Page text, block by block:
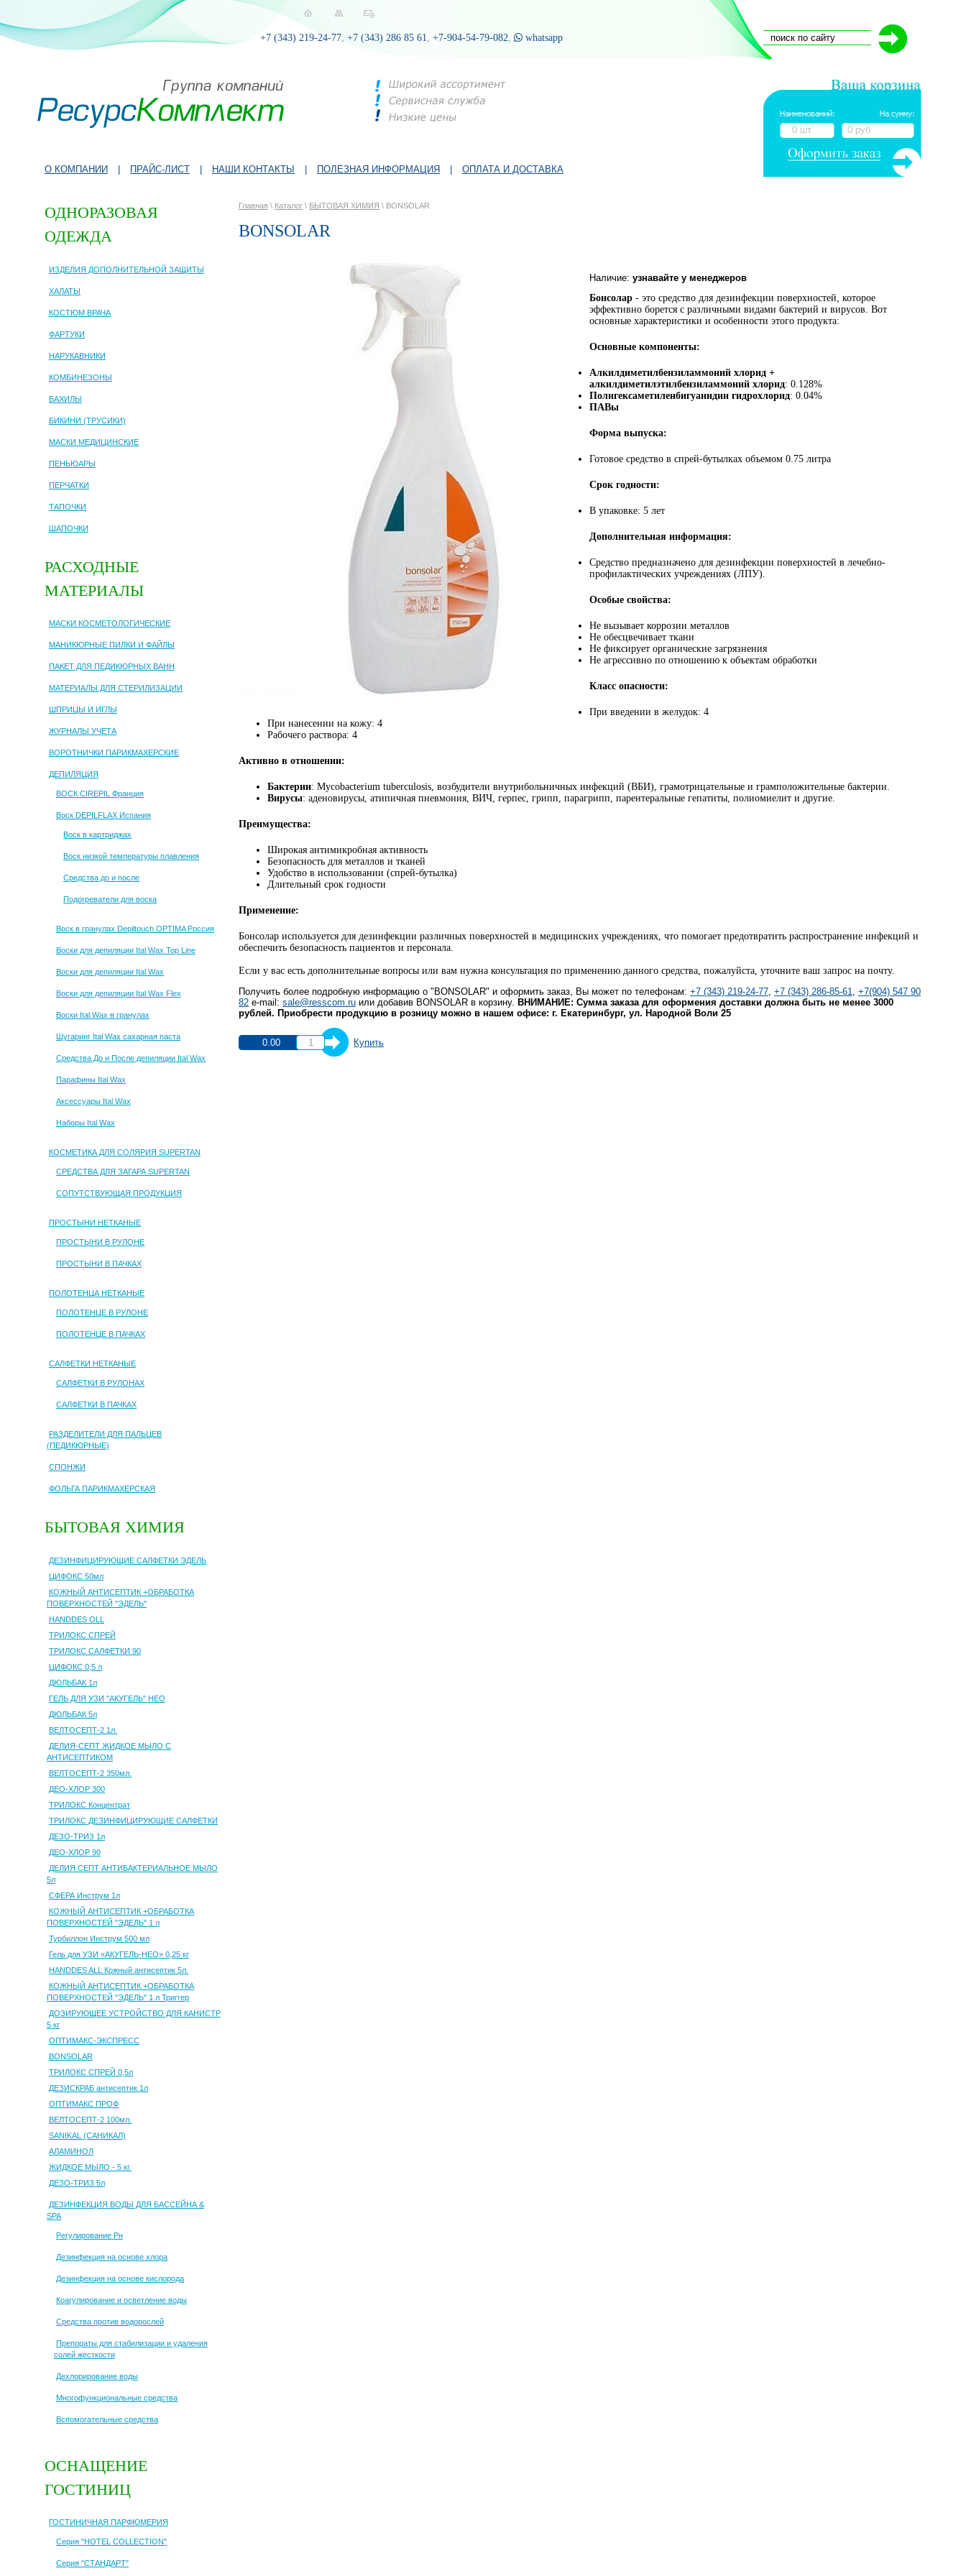
+7 (343) 219-24-77, +7 (343) 286 85 61, +7-904-54-79-082, whatsapp
0 шт 0 руб
О КОМПАНИИ ПРАЙС-ЛИСТ НАШИ КОНТАКТЫ ПОЛЕЗНАЯ ИНФОРМАЦИЯ ОПЛАТА И ДОСТАВКА
ОДНОРАЗОВАЯ
ОДЕЖДА
ИЗДЕЛИЯ ДОПОЛНИТЕЛЬНОЙ ЗАЩИТЫ
ХАЛАТЫ
КОСТЮМ ВРАЧА
ФАРТУКИ
НАРУКАВНИКИ
КОМБИНЕЗОНЫ
БАХИЛЫ
БИКИНИ (ТРУСИКИ)
МАСКИ МЕДИЦИНСКИЕ
ПЕНЬЮАРЫ
ПЕРЧАТКИ
ТАПОЧКИ
ШАПОЧКИ
РАСХОДНЫЕ
МАТЕРИАЛЫ
МАСКИ КОСМЕТОЛОГИЧЕСКИЕ
МАНИКЮРНЫЕ ПИЛКИ И ФАЙЛЫ
ПАКЕТ ДЛЯ ПЕДИКЮРНЫХ ВАНН
МАТЕРИАЛЫ ДЛЯ СТЕРИЛИЗАЦИИ
ШПРИЦЫ И ИГЛЫ
ЖУРНАЛЫ УЧЕТА
ВОРОТНИЧКИ ПАРИКМАХЕРСКИЕ
ДЕПИЛЯЦИЯ
ВОСК CIREPIL Франция
Воск DEPILFLAX Испания
Воск в картриджах
Воск низкой температуры плавления
Средства до и после
Подогреватели для воска
Воск в гранулах Depiltouch OPTIMA Россия
Воски для депиляции Ital Wax Top Line
Воски для депиляции Ital Wax
Воски для депиляции Ital Wax Flex
Воски Ital Wax в гранулах
Шугаринг Ital Wax сахарная паста
Средства До и После депиляции Ital Wax
Парафины Ital Wax
Аксессуары Ital Wax
Наборы Ital Wax
КОСМЕТИКА ДЛЯ СОЛЯРИЯ SUPERTAN
СРЕДСТВА ДЛЯ ЗАГАРА SUPERTAN
СОПУТСТВУЮЩАЯ ПРОДУКЦИЯ
ПРОСТЫНИ НЕТКАНЫЕ
ПРОСТЫНИ В РУЛОНЕ
ПРОСТЫНИ В ПАЧКАХ
ПОЛОТЕНЦА НЕТКАНЫЕ
ПОЛОТЕНЦЕ В РУЛОНЕ
ПОЛОТЕНЦЕ В ПАЧКАХ
САЛФЕТКИ НЕТКАНЫЕ
САЛФЕТКИ В РУЛОНАХ
САЛФЕТКИ В ПАЧКАХ
РАЗДЕЛИТЕЛИ ДЛЯ ПАЛЬЦЕВ
(ПЕДИКЮРНЫЕ)
СПОНЖИ
ФОЛЬГА ПАРИКМАХЕРСКАЯ
БЫТОВАЯ ХИМИЯ
ДЕЗИНФИЦИРУЮЩИЕ САЛФЕТКИ ЭДЕЛЬ
ЦИФОКС 50мл
КОЖНЫЙ АНТИСЕПТИК +ОБРАБОТКА
ПОВЕРХНОСТЕЙ "ЭДЕЛЬ"
HANDDES OLL
ТРИЛОКС СПРЕЙ
ТРИЛОКС САЛФЕТКИ 90
ЦИФОКС 0,5 л
ДЮЛЬБАК 1л
ГЕЛЬ ДЛЯ УЗИ "АКУГЕЛЬ" НЕО
ДЮЛЬБАК 5л
ВЕЛТОСЕПТ-2 1л.
ДЕЛИЯ-СЕПТ ЖИДКОЕ МЫЛО С
АНТИСЕПТИКОМ
ВЕЛТОСЕПТ-2 350мл.
ДЕО-ХЛОР 300
ТРИЛОКС Концентрат
ТРИЛОКС ДЕЗИНФИЦИРУЮЩИЕ САЛФЕТКИ
ДЕЗО-ТРИЗ 1л
ДЕО-ХЛОР 90
ДЕЛИЯ СЕПТ АНТИБАКТЕРИАЛЬНОЕ МЫЛО
5л
СФЕРА Инструм 1л
КОЖНЫЙ АНТИСЕПТИК +ОБРАБОТКА
ПОВЕРХНОСТЕЙ "ЭДЕЛЬ" 1 л
Турбиллон Инструм 500 мл
Гель для УЗИ «АКУГЕЛЬ-НЕО» 0,25 кг
HANDDES ALL Кожный антисептик 5л.
КОЖНЫЙ АНТИСЕПТИК +ОБРАБОТКА
ПОВЕРХНОСТЕЙ "ЭДЕЛЬ" 1 л Триггер
ДОЗИРУЮЩЕЕ УСТРОЙСТВО ДЛЯ КАНИСТР
5 кг
ОПТИМАКС-ЭКСПРЕСС
BONSOLAR
ТРИЛОКС СПРЕЙ 0,5л
ДЕЗИСКРАБ антисептик 1л
ОПТИМАКС ПРОФ
ВЕЛТОСЕПТ-2 100мл.
SANIKAL (САНИКАЛ)
АЛАМИНОЛ
ЖИДКОЕ МЫЛО - 5 кг.
ДЕЗО-ТРИЗ 5л
ДЕЗИНФЕКЦИЯ ВОДЫ ДЛЯ БАССЕЙНА &
SPA
Регулирование Рн
Дезинфекция на основе хлора
Дезинфекция на основе кислорода
Коагулирование и осветление воды
Средства против водорослей
Препораты для стабилизации и удаления
солей жесткости
Дехлорирование воды
Многофункциональные средства
Вспомогательные средства
ОСНАЩЕНИЕ
ГОСТИНИЦ
ГОСТИНИЧНАЯ ПАРФЮМЕРИЯ
Серия "HOTEL COLLECTION"
Серия "СТАНДАРТ"
Главная \ Каталог \ БЫТОВАЯ ХИМИЯ \ BONSOLAR
BONSOLAR
Наличие: узнавайте у менеджеров
Бонсолар - это средство для дезинфекции поверхностей, которое
эффективно борется с различными видами бактерий и вирусов. Вот
основные характеристики и особенности этого продукта:
Основные компоненты:
Алкилдиметилбензиламмоний хлорид +
алкилдиметилэтилбензиламмоний хлорид: 0.128%
Полигексаметиленбигуанидин гидрохлорид: 0.04%
ПАВы
Форма выпуска:
Готовое средство в спрей-бутылках объемом 0.75 литра
Срок годности:
В упаковке: 5 лет
Дополнительная информация:
Средство предназначено для дезинфекции поверхностей в лечебно-
профилактических учреждениях (ЛПУ).
Особые свойства:
Не вызывает коррозии металлов
Не обесцвечивает ткани
Не фиксирует органические загрязнения
Не агрессивно по отношению к объектам обработки
Класс опасности:
При введении в желудок: 4
При нанесении на кожу: 4
Рабочего раствора: 4
Активно в отношении:
Бактерии: Mycobacterium tuberculosis, возбудители внутрибольничных инфекций (ВБИ), грамотрицательные и грамположительные бактерии.
Вирусы: аденовирусы, атипичная пневмония, ВИЧ, герпес, грипп, парагрипп, парентеральные гепатиты, полиомиелит и другие.
Преимущества:
Широкая антимикробная активность
Безопасность для металлов и тканей
Удобство в использовании (спрей-бутылка)
Длительный срок годности
Применение:
Бонсолар используется для дезинфекции различных поверхностей в медицинских учреждениях, что помогает предотвратить распространение инфекций и
обеспечить безопасность пациентов и персонала.
Если у вас есть дополнительные вопросы или вам нужна консультация по применению данного средства, пожалуйста, уточните ваш запрос на почту.
Получить более подробную информацию о "BONSOLAR" и оформить заказ, Вы может по телефонам: +7 (343) 219-24-77, +7 (343) 286-85-61, +7(904) 547 90
82 e-mail: sale@resscom.ru или добавив BONSOLAR в корзину. ВНИМАНИЕ: Сумма заказа для оформения доставки должна быть не менее 3000
рублей. Приобрести продукцию в розницу можно в нашем офисе: г. Екатеринбург, ул. Народной Воли 25
0.00 Купить